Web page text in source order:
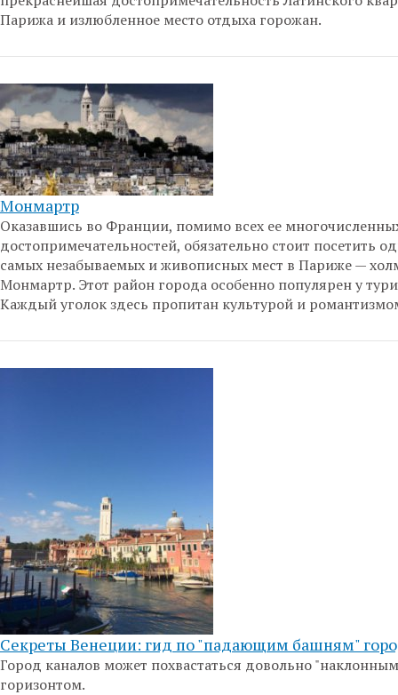
Парижа и излюбленное место отдыха горожан.
Монмартр
Оказавшись во Франции, помимо всех ее
достопримечательностей, обязательно стоит посетить
самых незабываемых и живописных мест в Париже —
Монмартр. Этот район города особенно популярен у
Каждый уголок здесь пропитан культурой и
Секреты Венеции: гид по "падающим башням"
Город каналов может похвастаться довольно
горизонтом.